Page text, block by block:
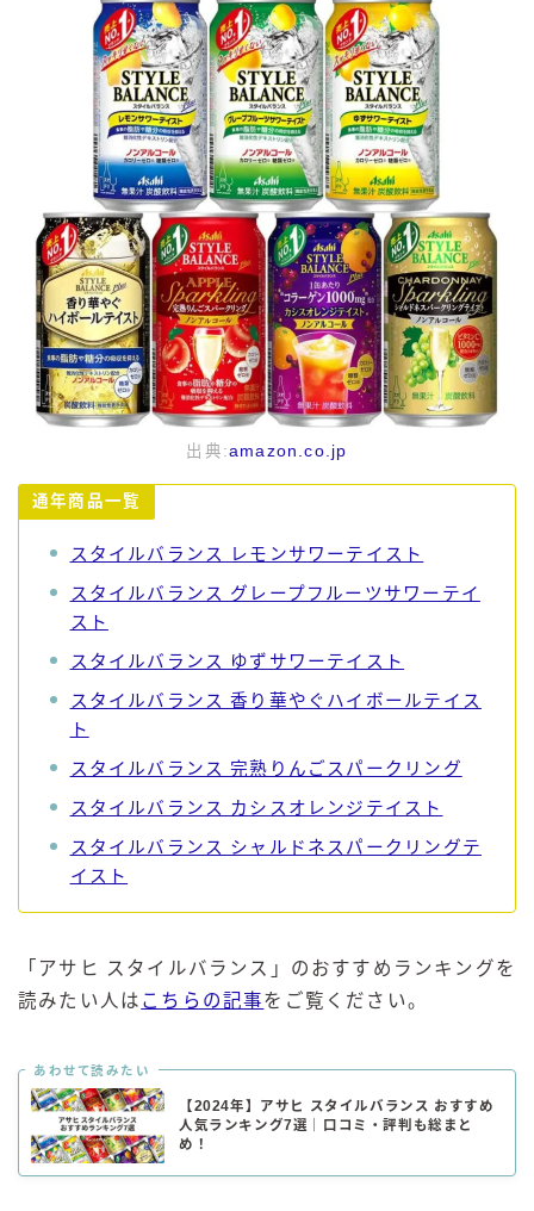
出典:amazon.co.jp
通年商品一覧
スタイルバランス レモンサワーテイスト
スタイルバランス グレープフルーツサワーテイ
スト
スタイルバランス ゆずサワーテイスト
スタイルバランス 香り華やぐハイボールテイス
ト
スタイルバランス 完熟りんごスパークリング
スタイルバランス カシスオレンジテイスト
スタイルバランス シャルドネスパークリングテ
イスト
「アサヒ スタイルバランス」のおすすめランキングを
読みたい人は こちらの記事をご覧ください。
あわせて読みたい
【2024年】アサヒ スタイルバランス おすすめ
人気ランキング7選｜口コミ・評判も総まと
め！